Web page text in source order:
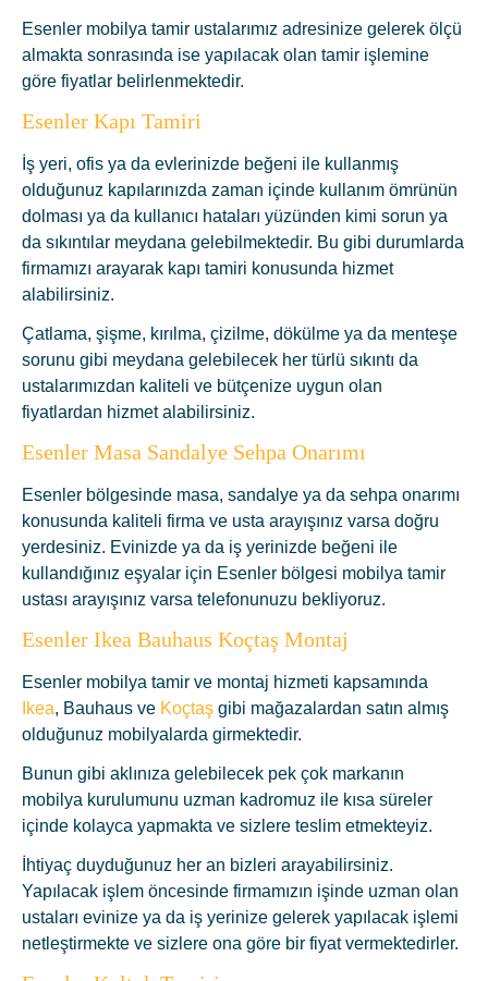
Esenler mobilya tamir ustalarımız adresinize gelerek ölçü
almakta sonrasında ise yapılacak olan tamir işlemine
göre fiyatlar belirlenmektedir.
Esenler Kapı Tamiri
İş yeri, ofis ya da evlerinizde beğeni ile kullanmış
olduğunuz kapılarınızda zaman içinde kullanım ömrünün
dolması ya da kullanıcı hataları yüzünden kimi sorun ya
da sıkıntılar meydana gelebilmektedir. Bu gibi durumlarda
firmamızı arayarak kapı tamiri konusunda hizmet
alabilirsiniz.
Çatlama, şişme, kırılma, çizilme, dökülme ya da menteşe
sorunu gibi meydana gelebilecek her türlü sıkıntı da
ustalarımızdan kaliteli ve bütçenize uygun olan
fiyatlardan hizmet alabilirsiniz.
Esenler Masa Sandalye Sehpa Onarımı
Esenler bölgesinde masa, sandalye ya da sehpa onarımı
konusunda kaliteli firma ve usta arayışınız varsa doğru
yerdesiniz. Evinizde ya da iş yerinizde beğeni ile
kullandığınız eşyalar için Esenler bölgesi mobilya tamir
ustası arayışınız varsa telefonunuzu bekliyoruz.
Esenler Ikea Bauhaus Koçtaş Montaj
Esenler mobilya tamir ve montaj hizmeti kapsamında
Ikea, Bauhaus ve Koçtaş gibi mağazalardan satın almış
olduğunuz mobilyalarda girmektedir.
Bunun gibi aklınıza gelebilecek pek çok markanın
mobilya kurulumunu uzman kadromuz ile kısa süreler
içinde kolayca yapmakta ve sizlere teslim etmekteyiz.
İhtiyaç duyduğunuz her an bizleri arayabilirsiniz.
Yapılacak işlem öncesinde firmamızın işinde uzman olan
ustaları evinize ya da iş yerinize gelerek yapılacak işlemi
netleştirmekte ve sizlere ona göre bir fiyat vermektedirler.